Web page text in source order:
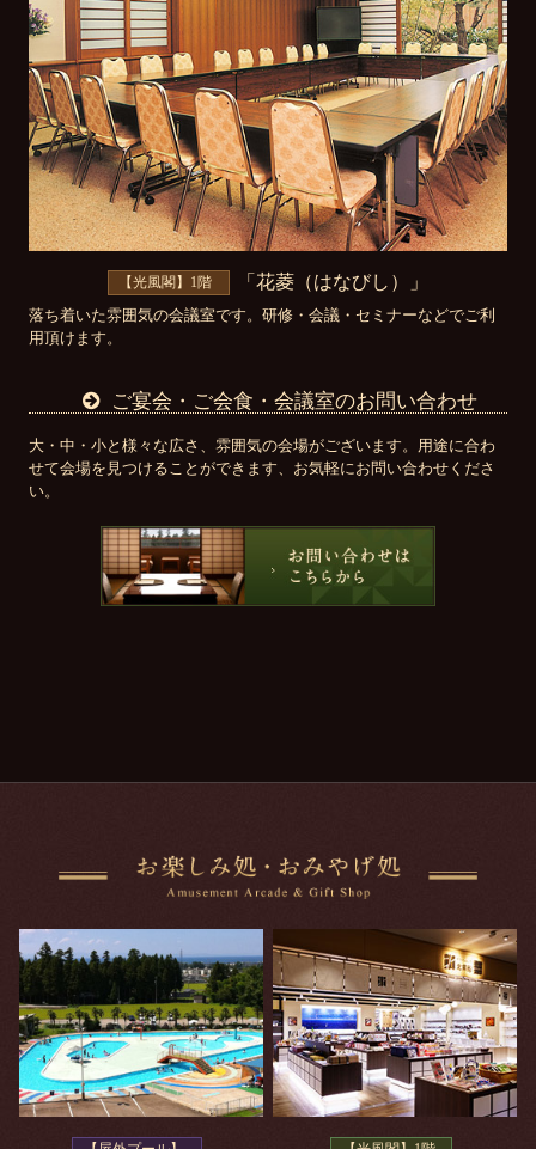
【光風閣】1階 「花菱（はなびし）」
落ち着いた雰囲気の会議室です。研修・会議・セミナーなどでご利
用頂けます。
ご宴会・ご会食・会議室のお問い合わせ
大・中・小と様々な広さ、雰囲気の会場がございます。用途に合わ
せて会場を見つけることができます、お気軽にお問い合わせくださ
い。